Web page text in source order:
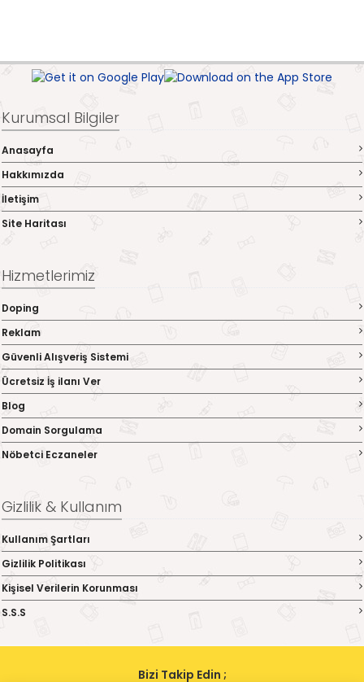
Kurumsal Bilgiler
Anasayfa
Hakkımızda
İletişim
Site Haritası
Hizmetlerimiz
Doping
Reklam
Güvenli Alışveriş Sistemi
Ücretsiz İş ilanı Ver
Blog
Domain Sorgulama
Nöbetci Eczaneler
Gizlilik & Kullanım
Kullanım Şartları
Gizlilik Politikası
Kişisel Verilerin Korunması
S.S.S
Bizi Takip Edin ;